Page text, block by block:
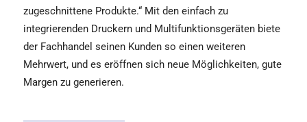
zugeschnittene Produkte.“ Mit den einfach zu
integrierenden Druckern und Multifunktionsgeräten biete
der Fachhandel seinen Kunden so einen weiteren
Mehrwert, und es eröffnen sich neue Möglichkeiten, gute
Margen zu generieren.